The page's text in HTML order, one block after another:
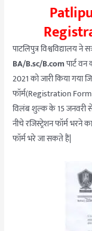
पाटलिपुत्र विश्वविद्यालय ने
BA/B.sc/B.comपार्ट
2021 को जारी किया गया
फॉर्म(Registration
विलंब शुल्क के 15 जनवरी
नीचे रजिस्ट्रेशन फॉर्म भरने
फॉर्म भरे जा सकते हैं|